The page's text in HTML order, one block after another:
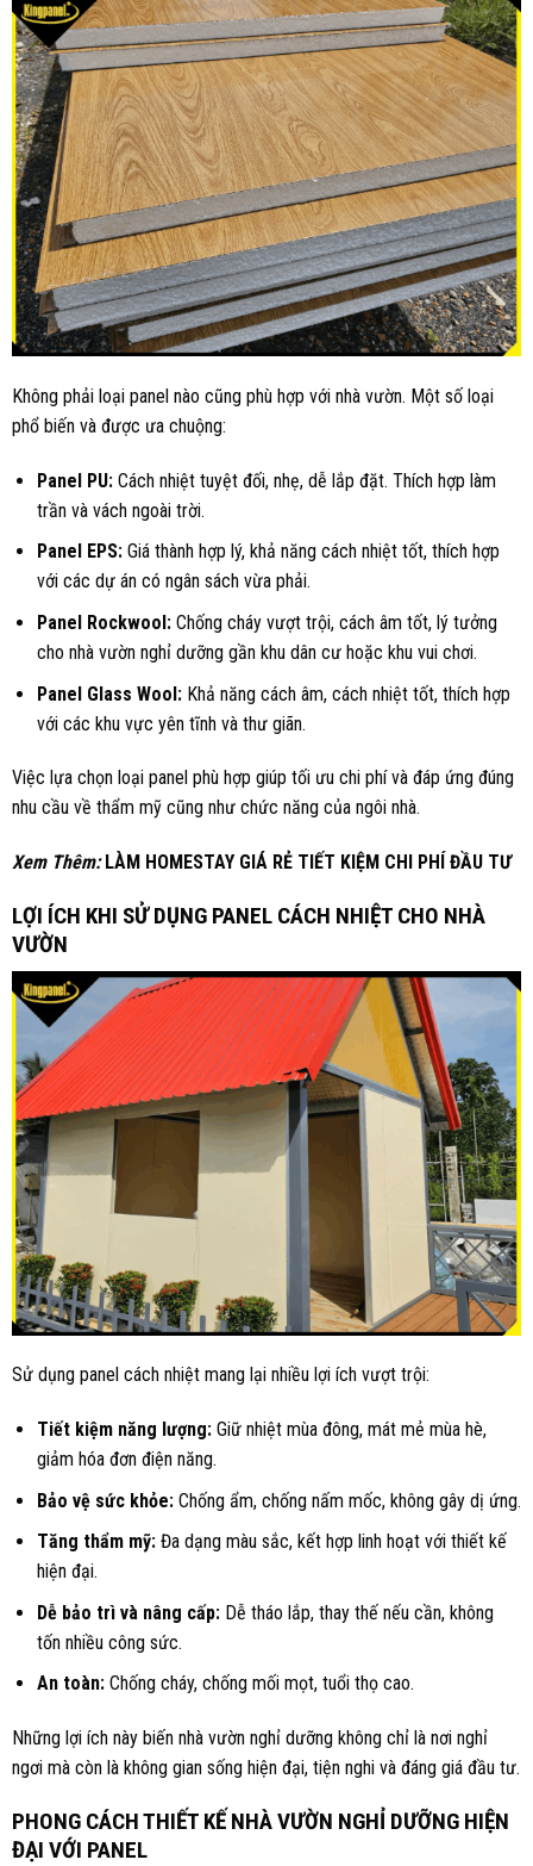
Không phải loại panel nào cũng phù hợp với nhà vườn. Một số loại
phổ biến và được ưa chuộng:
Panel PU: Cách nhiệt tuyệt đối, nhẹ, dễ lắp đặt. Thích hợp làm
trần và vách ngoài trời.
Panel EPS: Giá thành hợp lý, khả năng cách nhiệt tốt, thích hợp
với các dự án có ngân sách vừa phải.
Panel Rockwool: Chống cháy vượt trội, cách âm tốt, lý tưởng
cho nhà vườn nghỉ dưỡng gần khu dân cư hoặc khu vui chơi.
Panel Glass Wool: Khả năng cách âm, cách nhiệt tốt, thích hợp
với các khu vực yên tĩnh và thư giãn.
Việc lựa chọn loại panel phù hợp giúp tối ưu chi phí và đáp ứng đúng
nhu cầu về thẩm mỹ cũng như chức năng của ngôi nhà.
Xem Thêm: LÀM HOMESTAY GIÁ RẺ TIẾT KIỆM CHI PHÍ ĐẦU TƯ
LỢI ÍCH KHI SỬ DỤNG PANEL CÁCH NHIỆT CHO NHÀ
VƯỜN
Sử dụng panel cách nhiệt mang lại nhiều lợi ích vượt trội:
Tiết kiệm năng lượng: Giữ nhiệt mùa đông, mát mẻ mùa hè,
giảm hóa đơn điện năng.
Bảo vệ sức khỏe: Chống ẩm, chống nấm mốc, không gây dị ứng.
Tăng thẩm mỹ: Đa dạng màu sắc, kết hợp linh hoạt với thiết kế
hiện đại.
Dễ bảo trì và nâng cấp: Dễ tháo lắp, thay thế nếu cần, không
tốn nhiều công sức.
An toàn: Chống cháy, chống mối mọt, tuổi thọ cao.
Những lợi ích này biến nhà vườn nghỉ dưỡng không chỉ là nơi nghỉ
ngơi mà còn là không gian sống hiện đại, tiện nghi và đáng giá đầu tư.
PHONG CÁCH THIẾT KẾ NHÀ VƯỜN NGHỈ DƯỠNG HIỆN
ĐẠI VỚI PANEL